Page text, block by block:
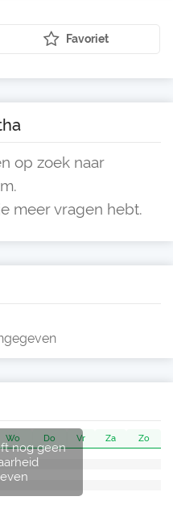
Favoriet
op zoek naar
meer vragen hebt.
nog geen
Wo Do Vr Za
Zo